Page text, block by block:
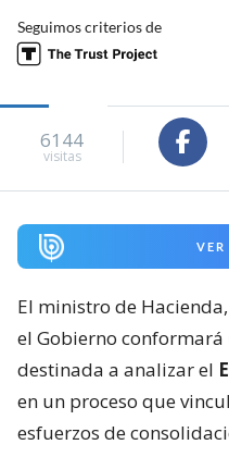
Seguimos criterios de
6144
visitas
VER
El ministro de Hacienda,
el Gobierno
destinada a analizar el
en un proceso que
esfuerzos de